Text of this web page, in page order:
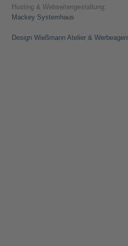
Hosting & Webseitengestaltung:
Mackey Systemhaus
Design Wießmann Atelier &